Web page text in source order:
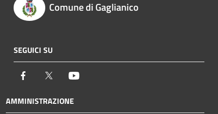
Comune di Gaglianico
SEGUICI SU
Facebook Twitter
AMMINISTRAZIONE